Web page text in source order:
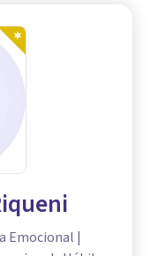
Emocional |